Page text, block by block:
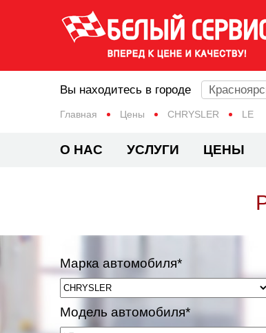
Главная Цены CHRYSLER LE
Вы находитесь в городе
О НАС УСЛУГИ ЦЕНЫ
Марка автомобиля*
Модель автомобиля*